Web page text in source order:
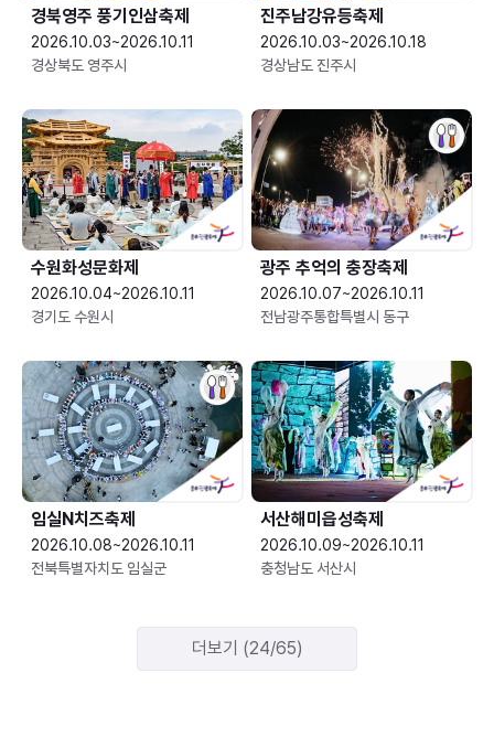
경북영주 풍기인삼축제
2026.10.03~2026.10.11
경상북도 영주시
진주남강유등축제
2026.10.03~2026.10.18
경상남도 진주시
수원화성문화제
2026.10.04~2026.10.11
경기도 수원시
광주 추억의 충장축제
2026.10.07~2026.10.11
전남광주통합특별시 동구
임실N치즈축제
2026.10.08~2026.10.11
전북특별자치도 임실군
서산해미읍성축제
2026.10.09~2026.10.11
충청남도 서산시
더보기 (24/65)